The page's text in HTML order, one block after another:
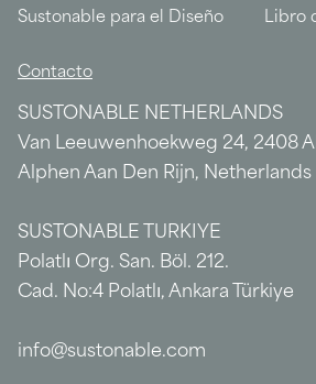
Sustonable para el Diseño Libro
Contacto
SUSTONABLE NETHERLANDS
Van Leeuwenhoekweg 24, 2408
Alphen Aan Den Rijn, Netherlands
SUSTONABLE TURKIYE
Polatlı Org. San. Böl. 212.
Cad. No:4 Polatlı, Ankara Türkiye
info@sustonable.com